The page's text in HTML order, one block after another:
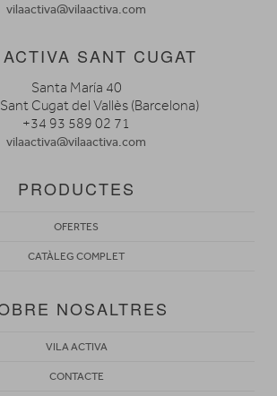
vilaactiva@vilaactiva.com
SANT CUGAT
Santa María 40
Cugat del Vallès (Barcelona)
+34 93 589 02 71
vilaactiva@vilaactiva.com
PRODUCTES
OFERTES
CATÀLEG COMPLET
NOSALTRES
VILA ACTIVA
CONTACTE